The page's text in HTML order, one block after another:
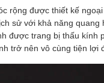
rộng được thiết kế
sử với khả năng
được trang bị thấu kính
trở nên vô cùng tiện lợi